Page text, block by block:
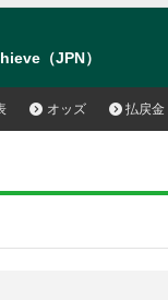
（JPN）
オッズ 払戻金